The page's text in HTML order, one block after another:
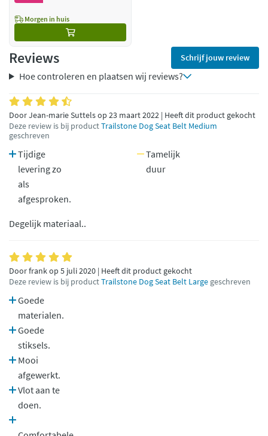
Morgen in huis
Reviews Schrijf jouw review
Hoe controleren en plaatsen wij reviews?
Door Jean-marie Suttels op 23 maart 2022 | Heeft dit product gekocht
Deze review is bij productTrailstone Dog Seat Belt Medium
geschreven
Tijdige
levering zo
als
afgesproken.
Tamelijk
duur
Degelijk materiaal..
Door frank op 5 juli 2020 | Heeft dit product gekocht
Deze review is bij productTrailstone Dog Seat Belt Large geschreven
Goede
materialen.
Goede
stiksels.
Mooi
afgewerkt.
Vlot aan te
doen.